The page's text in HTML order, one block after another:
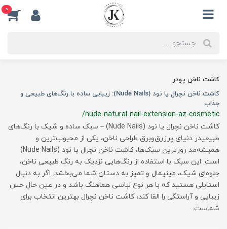
0
کاشت ناخن پودر
کاشت ناخن نچرال یا نود (Nude Nails): زیبایی ساده با رنگ‌های طبیعی و
جذاب
/nude-natural-nail-extension-az-cosmetic
کاشت ناخن نچرال یا نود (Nude Nails) – سبک ساده و شیک با رنگ‌های
طبیعیدر دنیای پرزرق‌وبرق طراحی ناخن، یکی از محبوب‌ترین و
همیشه‌مد روزترین سبک‌ها، کاشت ناخن نچرال یا نود (Nude Nails)
است. این سبک با استفاده از رنگ‌هایی نزدیک به رنگ طبیعی ناخن،
جلوه‌ای شیک، مینیمال و تمیز به دستان شما می‌بخشد. اگر به دنبال
استایلی هستید که با هر نوع لباسی هماهنگ باشد و در عین حال حس
زیبایی و آراستگی را القا کند، کاشت ناخن نچرال بهترین انتخاب برای
شماست.